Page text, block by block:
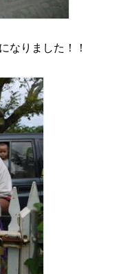
なりました！！